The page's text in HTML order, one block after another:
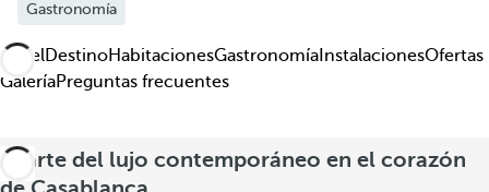
Gastronomía
HotelDestinoHabitacionesGastronomía InstalacionesOfertas
GaleríaPreguntas frecuentes
El arte del lujo contemporáneo en el corazón